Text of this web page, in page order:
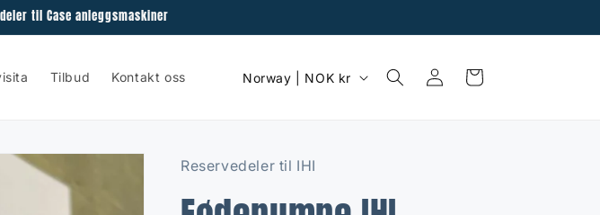
til Case anleggsmaskiner
Tilbud Kontakt oss
n
Norway | NOK kr
Log
in
Cart
Reservedeler til IHI